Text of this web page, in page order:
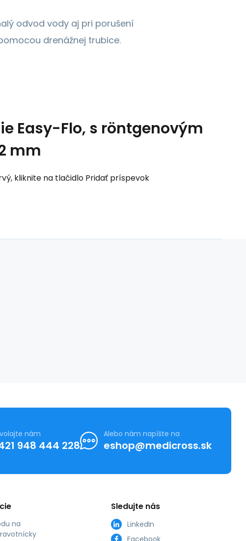
odvod vody aj pri porušení
drenážnej trubice.
Easy-Flo, s röntgenovým
mm
kliknite na tlačidlo Pridať príspevok
nám
948 444 228
Alebo nám napíšte na
eshop@medicross.sk
na
Sledujte nás
LinkedIn
Facebook